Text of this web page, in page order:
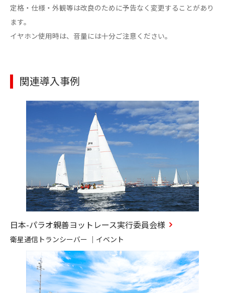
定格・仕様・外観等は改良のために予告なく変更することがあり
ます。
イヤホン使用時は、音量には十分ご注意ください。
関連導入事例
日本-パラオ親善ヨットレース実行委員会様
衛星通信トランシーバー ｜イベント